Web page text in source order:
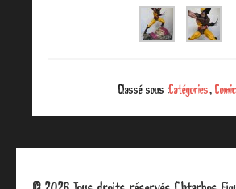
Classé sous :Catégories.,